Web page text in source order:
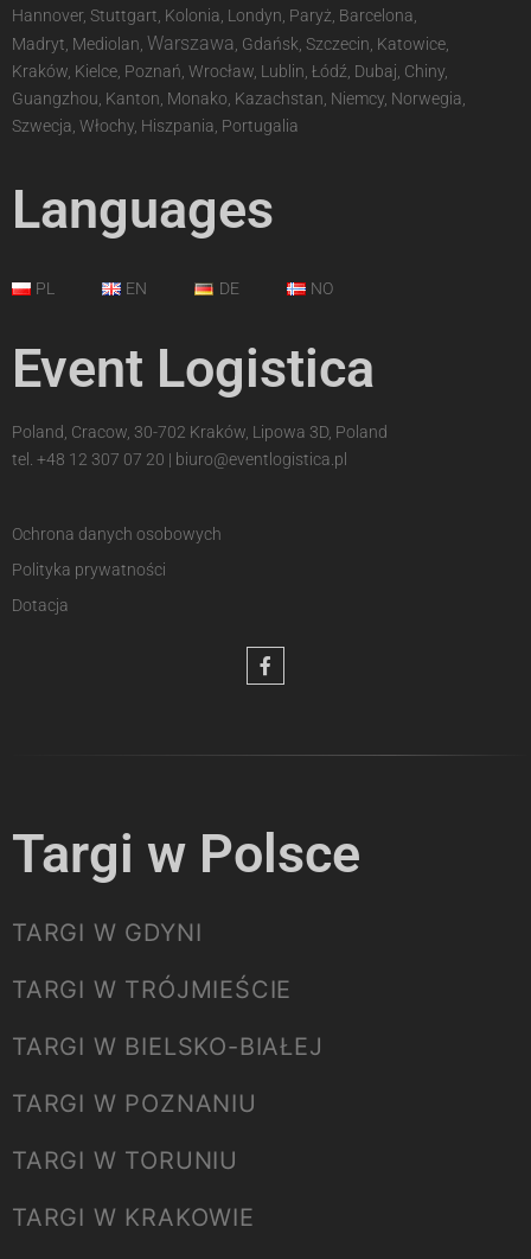
Hannover, Stuttgart, Kolonia, Londyn, Paryż, Barcelona,
Madryt, Mediolan, Warszawa, Gdańsk, Szczecin, Katowice,
Kraków, Kielce, Poznań, Wrocław, Lublin, Łódź, Dubaj, Chiny,
Guangzhou, Kanton, Monako, Kazachstan, Niemcy, Norwegia,
Szwecja, Włochy, Hiszpania, Portugalia
Languages
PL EN DE NO
Event Logistica
Poland, Cracow, 30-702 Kraków, Lipowa 3D, Poland
tel. +48 12 307 07 20 | biuro@eventlogistica.pl
Ochrona danych osobowych
Polityka prywatności
Dotacja
Targi w Polsce
TARGI W GDYNI
TARGI W TRÓJMIEŚCIE
TARGI W BIELSKO-BIAŁEJ
TARGI W POZNANIU
TARGI W TORUNIU
TARGI W KRAKOWIE